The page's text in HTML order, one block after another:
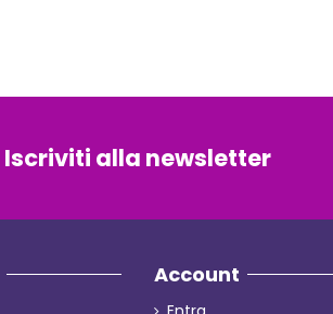
Iscriviti alla newsletter
Account